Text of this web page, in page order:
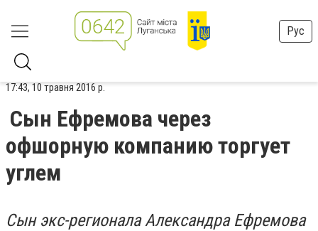
Рус
17:43, 10 травня 2016 р.
Сын Ефремова через
офшорную компанию торгует
углем
Сын экс-регионала Александра Ефремова